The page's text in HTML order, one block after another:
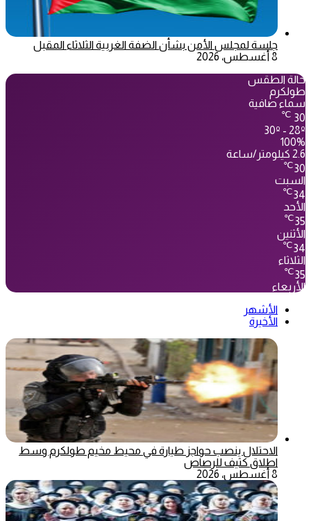
جلسة لمجلس الأمن بشأن الضفة الغربية الثلاثاء المقبل
8 أغسطس، 2026
حالة الطقس
طولكرم
سماء صافية
30
℃
30º - 28º
100%
2.6 كيلومتر/ساعة
30
℃
السبت
34
℃
الأحد
35
℃
الأثنين
34
℃
الثلاثاء
35
℃
الأربعاء
الأشهر
الأخيرة
الاحتلال ينصب حواجز طيارة في محيط مخيم طولكرم وسط
اطلاق كثيف للرصاص
8 أغسطس، 2026